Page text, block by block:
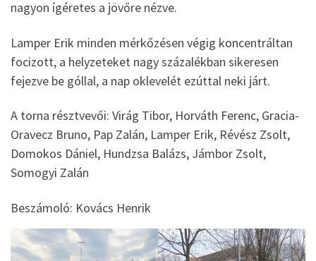
nagyon ígéretes a jövőre nézve.
Lamper Erik minden mérkőzésen végig koncentráltan
focizott, a helyzeteket nagy százalékban sikeresen
fejezve be góllal, a nap oklevelét ezúttal neki járt.
A torna résztvevői: Virág Tibor, Horváth Ferenc, Gracia-
Oravecz Bruno, Pap Zalán, Lamper Erik, Révész Zsolt,
Domokos Dániel, Hundzsa Balázs, Jámbor Zsolt,
Somogyi Zalán
Beszámoló: Kovács Henrik